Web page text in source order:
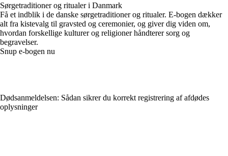
Sørgetraditioner og ritualer i Danmark
Få et indblik i de danske sørgetraditioner og ritualer. E-bogen dækker
alt fra kistevalg til gravsted og ceremonier, og giver dig viden om,
hvordan forskellige kulturer og religioner håndterer sorg og
begravelser.
Snup e-bogen nu
Dødsanmeldelsen: Sådan sikrer du korrekt registrering af afdødes
oplysninger